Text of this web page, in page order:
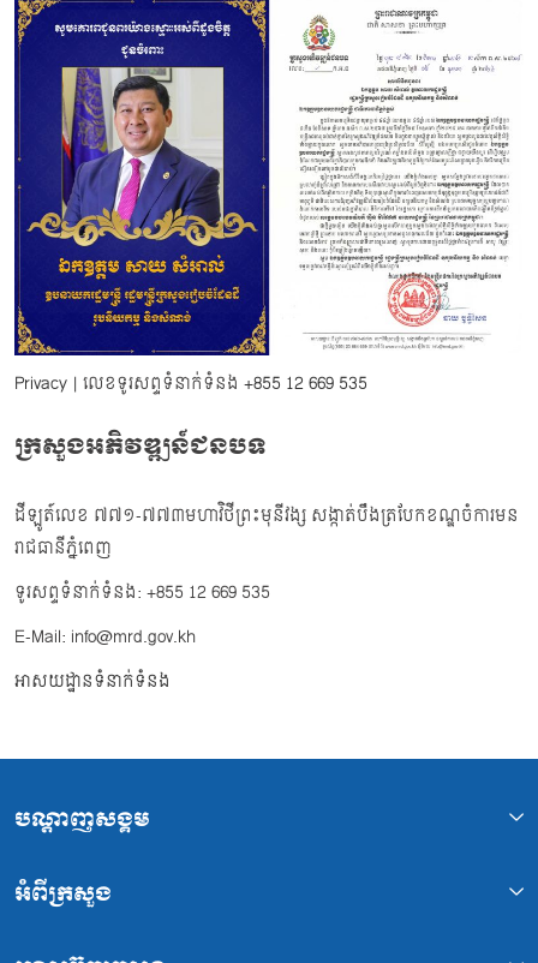
Privacy | លេខទូរសព្ទទំនាក់ទំនង +855 12 669 535
ក្រសួងអភិវឌ្ឍន៍ជនបទ
ដីឡូត៍លេខ ៧៧១-៧៧៣មហាវិថីព្រះមុនីវង្ស សង្កាត់បឹងត្របែកខណ្ឌចំការមន
រាជធានីភ្នំពេញ
ទូរសព្ទទំនាក់ទំនង: +855 12 669 535
E-Mail: info@mrd.gov.kh
អាសយដ្ឋានទំនាក់ទំនង
បណ្ដាញសង្គម
អំពីក្រសួង